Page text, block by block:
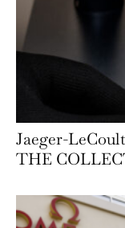
Jaeger-
THE